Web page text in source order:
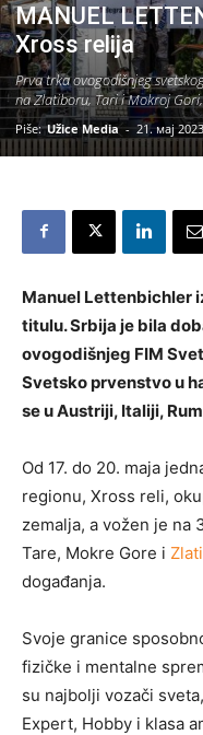
MANUEL
Xross relija
Prva trka ovogodišnjeg
na Zlatiboru, Tari i Mokroj
Piše: Užice Media - 21. мај
Manuel Lettenbichler
titulu. Srbija je bila
ovogodišnjeg FIM
Svetsko prvenstvo u
se u Austriji, Italiji,
Od 17. do 20. maja
regionu, Xross reli,
zemalja, a vožen je na
Tare, Mokre Gore i
događanja.
Svoje granice
fizičke i mentalne
su najbolji vozači
Expert, Hobby i klasa